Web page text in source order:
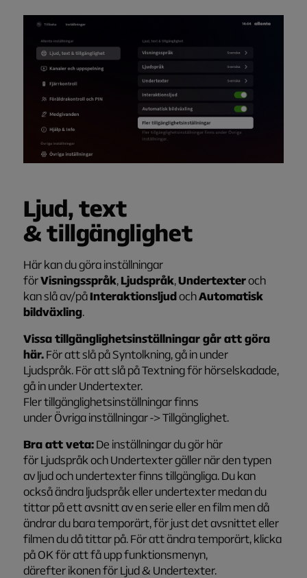
Ljud, text
&tillgänglighet
Här kan du göra inställningar
förVisningsspråk,Ljudspråk,Undertexteroch
kan slå av/påInteraktionsljudochAutomatisk
bildväxling.
Vissa tillgänglighetsinställningar går att göra
här.För att slå på Syntolkning, gå in under
Ljudspråk. För att slå på Textning för hörselskadade,
gå in under Undertexter.
Fler tillgänglighetsinställningar finns
under Övriga inställningar -> Tillgänglighet.
Bra att veta:De inställningar du gör här
för Ljudspråk och Undertexter gäller när den typen
av ljud och undertexter finns tillgängliga. Du kan
också ändra ljudspråk eller undertexter medan du
tittar på ett avsnitt av en serie eller en film men då
ändrar du bara temporärt, för just det avsnittet eller
filmen du då tittar på. För att ändra temporärt, klicka
på OK för att få upp funktionsmenyn,
därefter ikonen för Ljud & Undertexter.